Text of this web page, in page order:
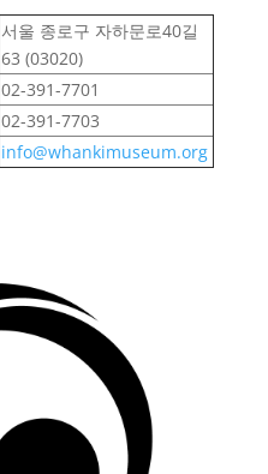
서울 종로구 자하문로40길
63 (03020)
02-391-7701
02-391-7703
info@whankimuseum.org